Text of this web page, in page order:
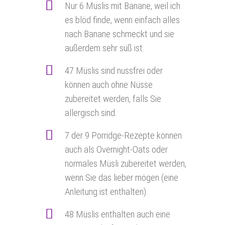
Nur 6 Müslis mit Banane, weil ich
es blöd finde, wenn einfach alles
nach Banane schmeckt und sie
außerdem sehr süß ist.
47 Müslis sind nussfrei oder
können auch ohne Nüsse
zubereitet werden, falls Sie
allergisch sind.
7 der 9 Porridge-Rezepte können
auch als Overnight-Oats oder
normales Müsli zubereitet werden,
wenn Sie das lieber mögen (eine
Anleitung ist enthalten).
48 Müslis enthalten auch eine